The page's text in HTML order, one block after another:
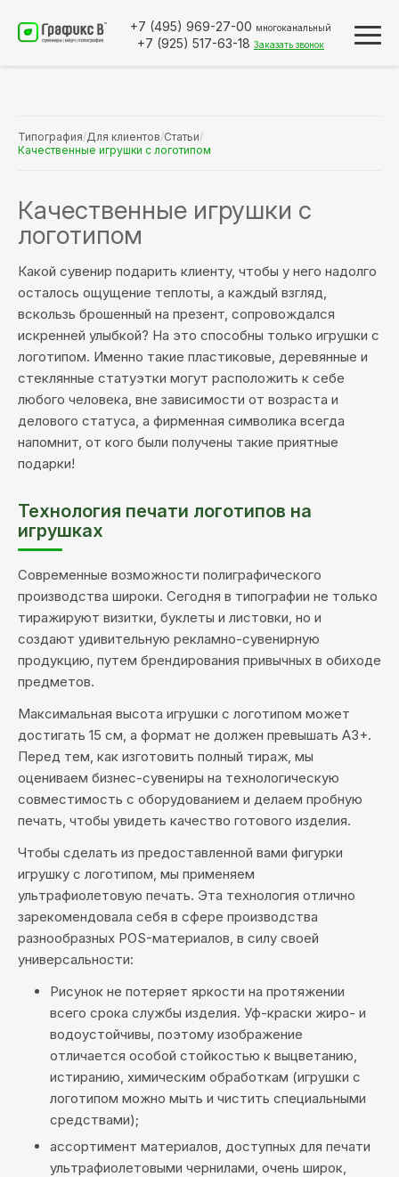
+7 (495) 969-27-00 многоканальный
+7 (925) 517-63-18 Заказать звонок
Типография/Для клиентов/Статьи/
Качественные игрушки с логотипом
Качественные игрушки с
логотипом
Какой сувенир подарить клиенту, чтобы у него надолго
осталось ощущение теплоты, а каждый взгляд,
вскользь брошенный на презент, сопровождался
искренней улыбкой? На это способны только игрушки с
логотипом. Именно такие пластиковые, деревянные и
стеклянные статуэтки могут расположить к себе
любого человека, вне зависимости от возраста и
делового статуса, а фирменная символика всегда
напомнит, от кого были получены такие приятные
подарки!
Технология печати логотипов на
игрушках
Современные возможности полиграфического
производства широки. Сегодня в типографии не только
тиражируют визитки, буклеты и листовки, но и
создают удивительную рекламно-сувенирную
продукцию, путем брендирования привычных в обиходе
предметов.
Максимальная высота игрушки с логотипом может
достигать 15 см, а формат не должен превышать А3+.
Перед тем, как изготовить полный тираж, мы
оцениваем бизнес-сувениры на технологическую
совместимость с оборудованием и делаем пробную
печать, чтобы увидеть качество готового изделия.
Чтобы сделать из предоставленной вами фигурки
игрушку с логотипом, мы применяем
ультрафиолетовую печать. Эта технология отлично
зарекомендовала себя в сфере производства
разнообразных POS-материалов, в силу своей
универсальности:
Рисунок не потеряет яркости на протяжении
всего срока службы изделия. Уф-краски жиро- и
водоустойчивы, поэтому изображение
отличается особой стойкостью к выцветанию,
истиранию, химическим обработкам (игрушки с
логотипом можно мыть и чистить специальными
средствами);
ассортимент материалов, доступных для печати
ультрафиолетовыми чернилами, очень широк,